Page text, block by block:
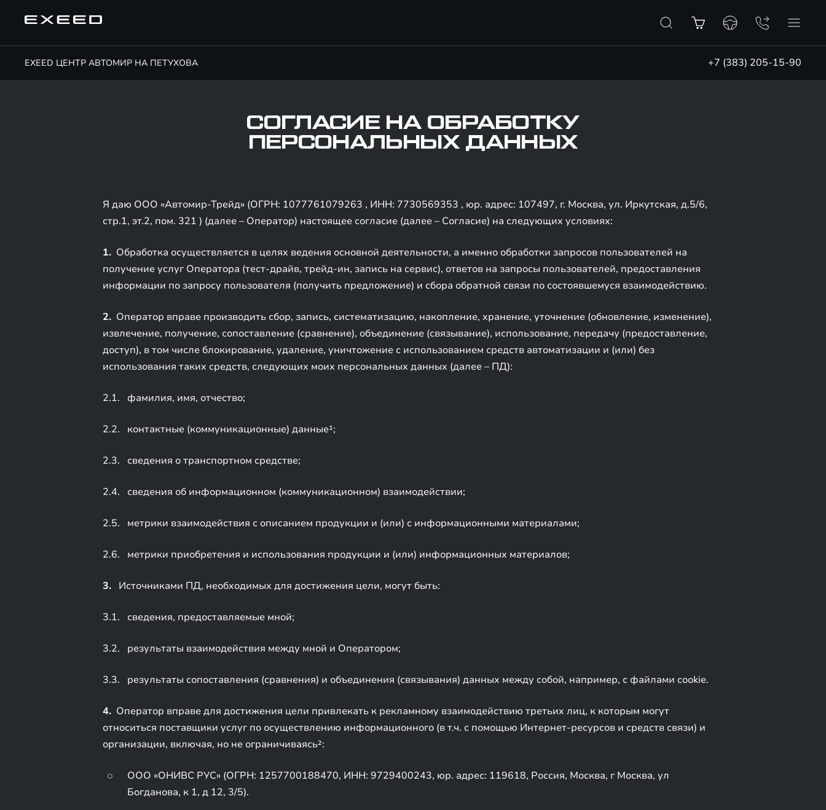
EXEED ЦЕНТР АВТОМИР НА ПЕТУХОВА +7 (383) 205-15-90
СОГЛАСИЕ НА ОБРАБОТКУ
ПЕРСОНАЛЬНЫХ ДАННЫХ
Я даю ООО «Автомир-Трейд» (ОГРН: 1077761079263 , ИНН: 7730569353 , юр. адрес: 107497, г. Москва, ул. Иркутская, д.5/6,
стр.1, эт.2, пом. 321 ) (далее – Оператор) настоящее согласие (далее – Согласие) на следующих условиях:
1.Обработка осуществляется в целях ведения основной деятельности, а именно обработки запросов пользователей на
получение услуг Оператора (тест-драйв, трейд-ин, запись на сервис), ответов на запросы пользователей, предоставления
информации по запросу пользователя (получить предложение) и сбора обратной связи по состоявшемуся взаимодействию.
2.Оператор вправе производить сбор, запись, систематизацию, накопление, хранение, уточнение (обновление, изменение),
извлечение, получение, сопоставление (сравнение), объединение (связывание), использование, передачу (предоставление,
доступ), в том числе блокирование, удаление, уничтожение с использованием средств автоматизации и (или) без
использования таких средств, следующих моих персональных данных (далее – ПД):
2.1. фамилия, имя, отчество;
2.2. контактные (коммуникационные) данные¹;
2.3. сведения о транспортном средстве;
2.4. сведения об информационном (коммуникационном) взаимодействии;
2.5. метрики взаимодействия с описанием продукции и (или) с информационными материалами;
2.6. метрики приобретения и использования продукции и (или) информационных материалов;
3.Источниками ПД, необходимых для достижения цели, могут быть:
3.1. сведения, предоставляемые мной;
3.2. результаты взаимодействия между мной и Оператором;
3.3. результаты сопоставления (сравнения) и объединения (связывания) данных между собой, например, с файлами cookie.
4.Оператор вправе для достижения цели привлекать к рекламному взаимодействию третьих лиц, к которым могут
относиться поставщики услуг по осуществлению информационного (в т.ч. с помощью Интернет-ресурсов и средств связи) и
организации, включая, но не ограничиваясь²:
ООО «ОНИВС РУС» (ОГРН: 1257700188470, ИНН: 9729400243, юр. адрес: 119618, Россия, Москва, г Москва, ул
Богданова, к 1, д 12, 3/5).